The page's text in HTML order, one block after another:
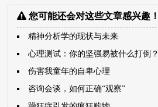
您可能还会对这些文章感兴趣！
精神分析学的现状与未来
心理测试：你的坚强易被什么打倒？
伤害我童年的自卑心理
咨询会谈，如何正确“观察”